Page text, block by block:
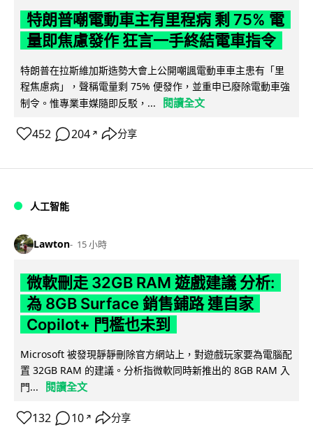
特朗普嘲電動車主有里程病 剩 75% 電
量即焦慮發作 狂言一手終結電車指令
特朗普在拉斯維加斯造勢大會上公開嘲諷電動車車主患有「里
程焦慮病」，聲稱電量剩 75% 便發作，並重申已廢除電動車強
制令。惟專業車媒隨即反駁，...
閱讀全文
452 204 ↗ 分享
人工智能
Lawton 15 小時
微軟刪走 32GB RAM 遊戲建議 分析:
為 8GB Surface 銷售鋪路 連自家
Copilot+ 門檻也未到
Microsoft 被發現靜靜刪除官方網站上，對遊戲玩家要為電腦配
置 32GB RAM 的建議。分析指微軟同時新推出的 8GB RAM 入
門...
閱讀全文
132 10 ↗ 分享